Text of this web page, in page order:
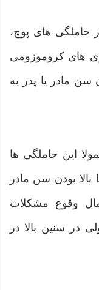
حاملگی های پوچ،
های کروموزومی
مادر یا پدر به
این حاملگی ها
بالا بودن سن مادر
وقوع مشکلات
در سنین بالا در